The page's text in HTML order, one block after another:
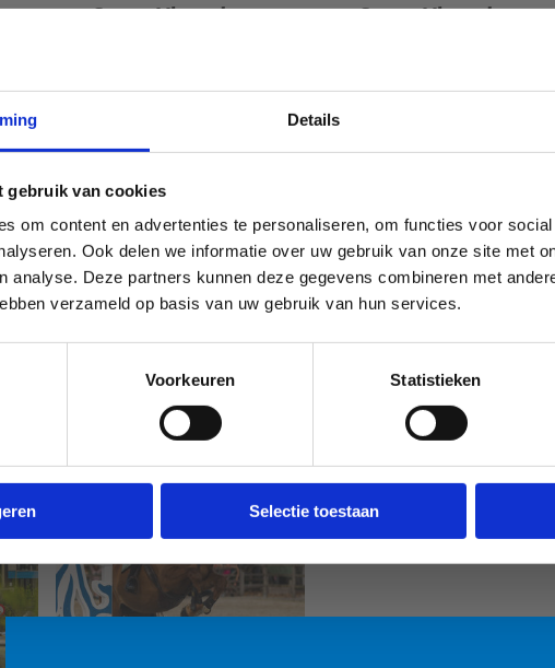
Details
gebruik van cookies
om content en advertenties te personaliseren, om functies voor
Ook delen we informatie over uw gebruik van onze site met
analyse. Deze partners kunnen deze gegevens combineren met
verzameld op basis van uw gebruik van hun services.
Voorkeuren Statistieken
Selectie toestaan
Sport Vlaanderen
Sport Vlaanderen
Sport Vlaanderen
Liedekerke
Sport Vlaanderen
Nieuwpoort